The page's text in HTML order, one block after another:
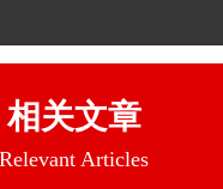
相关文章
Relevant Articles